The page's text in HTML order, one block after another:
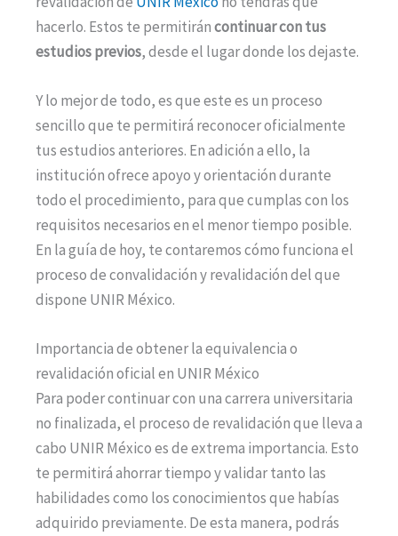
hacerlo. Estos te permitiráncontinuar con tus
estudios previos, desde el lugar donde los dejaste.
Y lo mejor de todo, es que este es un proceso
sencillo que te permitirá reconocer oficialmente
tus estudios anteriores. En adición a ello, la
institución ofrece apoyo y orientación durante
todo el procedimiento, para que cumplas con los
requisitos necesarios en el menor tiempo posible.
En la guía de hoy, te contaremos cómo funciona el
proceso de convalidación y revalidación del que
dispone UNIR México.
Importancia de obtener la equivalencia o
revalidación oficial en UNIR México
Para poder continuar con una carrera universitaria
no finalizada, el proceso de revalidación que lleva a
cabo UNIR México es de extrema importancia. Esto
te permitirá ahorrar tiempo y validar tanto las
habilidades como los conocimientos que habías
adquirido previamente. De esta manera, podrás